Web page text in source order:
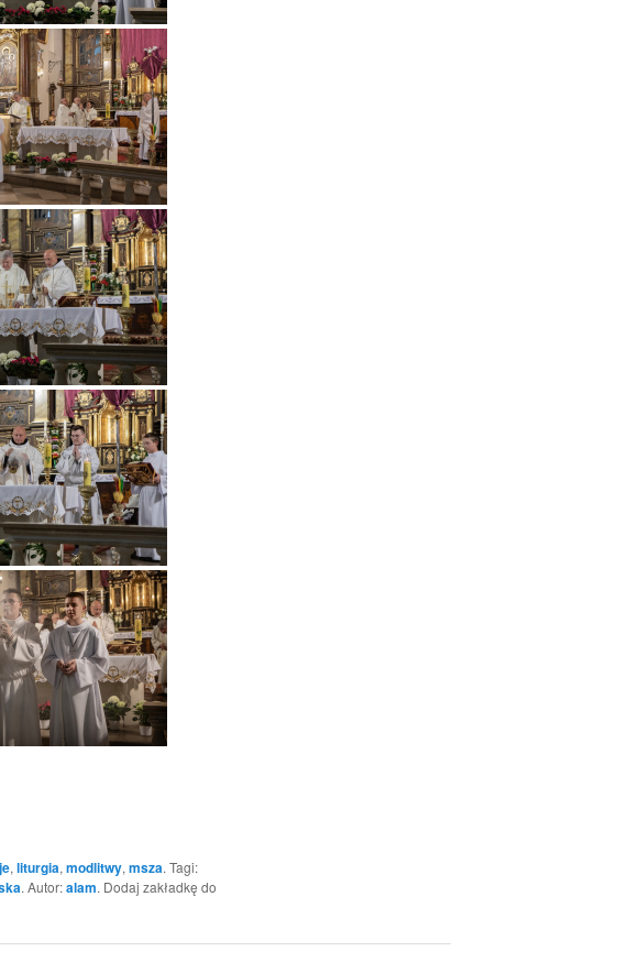
, liturgia, modlitwy, msza. Tagi:
. Autor:alam. Dodaj zakładkę do